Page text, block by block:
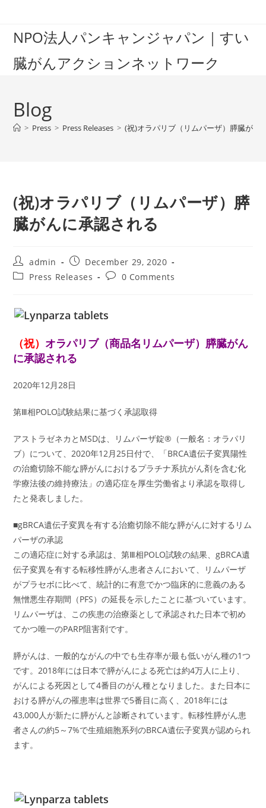
contentNPO法人パンキャンジャパン｜すい
臓がんアクションネットワーク
Blog
> Press > Press Releases > (祝)オラパリブ（リムパーザ）膵臓がん
(祝)オラパリブ（リムパーザ）膵
臓がんに承認される
Post
author:
admin
Post
published:
December 29, 2020
PostPress Releases
Post0 Comments
（祝） オラパリブ（商品名リムパーザ）膵臓がん
に承認される
2020年12月28日
第Ⅲ相POLO試験結果に基づく承認取得
アストラゼネカとMSDは、リムパーザ錠®（一般名：オラパリ
ブ）について、2020年12月25日付で、「BRCA遺伝子変異陽性
の治癒切除不能な膵がんにおけるプラチナ系抗がん剤を含む化
学療法後の維持療法」の適応症を厚生労働省より承認を取得し
たと発表しました。
■gBRCA遺伝子変異を有する治癒切除不能な膵がんに対するリム
パーザの承認
この適応症に対する承認は、第Ⅲ相POLO試験の結果、gBRCA遺
伝子変異を有する転移性膵がん患者さんにおいて、リムパーザ
がプラセボに比べて、統計的に有意でかつ臨床的に意義のある
無憎悪生存期間（PFS）の延長を示したことに基づいています。
リムパーザは、この疾患の治療薬として承認された日本で初め
てかつ唯一のPARP阻害剤です。
膵がんは、一般的ながんの中でも生存率が最も低いがん種の1つ
です。2018年には日本で膵がんによる死亡は約4万人に上り、
がんによる死因として4番目のがん種となりました。また日本に
おける膵がんの罹患率は世界で5番目に高く、2018年には
43,000人が新たに膵がんと診断されています。転移性膵がん患
者さんの約5～7%で生殖細胞系列のBRCA遺伝子変異が認められ
ます。